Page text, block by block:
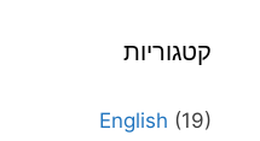
קטגוריות
English (19)